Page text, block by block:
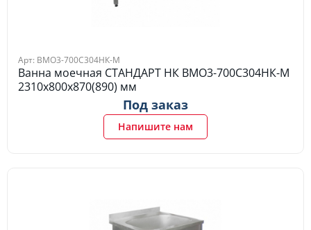
Арт: ВМО3-700С304НК-М
Ванна моечная СТАНДАРТ НК ВМО3-700С304НК-М
2310х800х870(890) мм
Под заказ
Напишите нам